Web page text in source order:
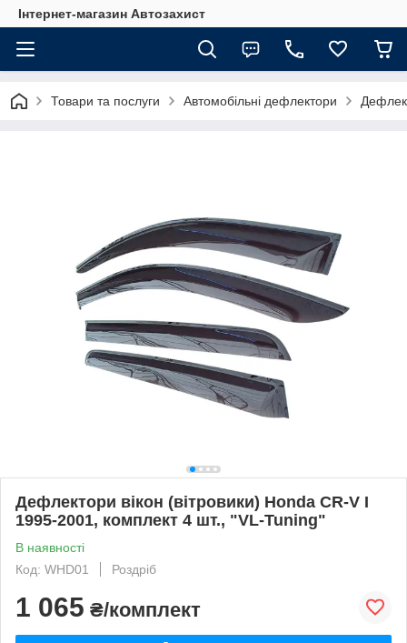
Інтернет-магазин Автозахист
Товари та послуги Автомобільні дефлектори
Дефлектори вікон (вітровики) Honda CR-V I
1995-2001, комплект 4 шт., "VL-Tuning"
В наявності
Код: WHD01
Роздріб
1 065 ₴/комплект